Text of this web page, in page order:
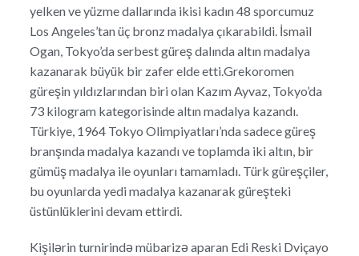
yelken ve yüzme dallarında ikisi kadın 48 sporcumuz
Los Angeles’tan üç bronz madalya çıkarabildi. İsmail
Ogan, Tokyo’da serbest güreş dalında altın madalya
kazanarak büyük bir zafer elde etti.Grekoromen
güreşin yıldızlarından biri olan Kazım Ayvaz, Tokyo’da
73 kilogram kategorisinde altın madalya kazandı.
Türkiye, 1964 Tokyo Olimpiyatları’nda sadece güreş
branşında madalya kazandı ve toplamda iki altın, bir
gümüş madalya ile oyunları tamamladı. Türk güreşçiler,
bu oyunlarda yedi madalya kazanarak güreşteki
üstünlüklerini devam ettirdi.
Kişilərin turnirində mübarizə aparan Edi Reski Dviçayo